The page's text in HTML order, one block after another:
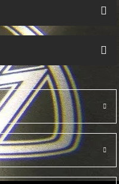
yapın!
ve diğer
öneri formunu kullanarak